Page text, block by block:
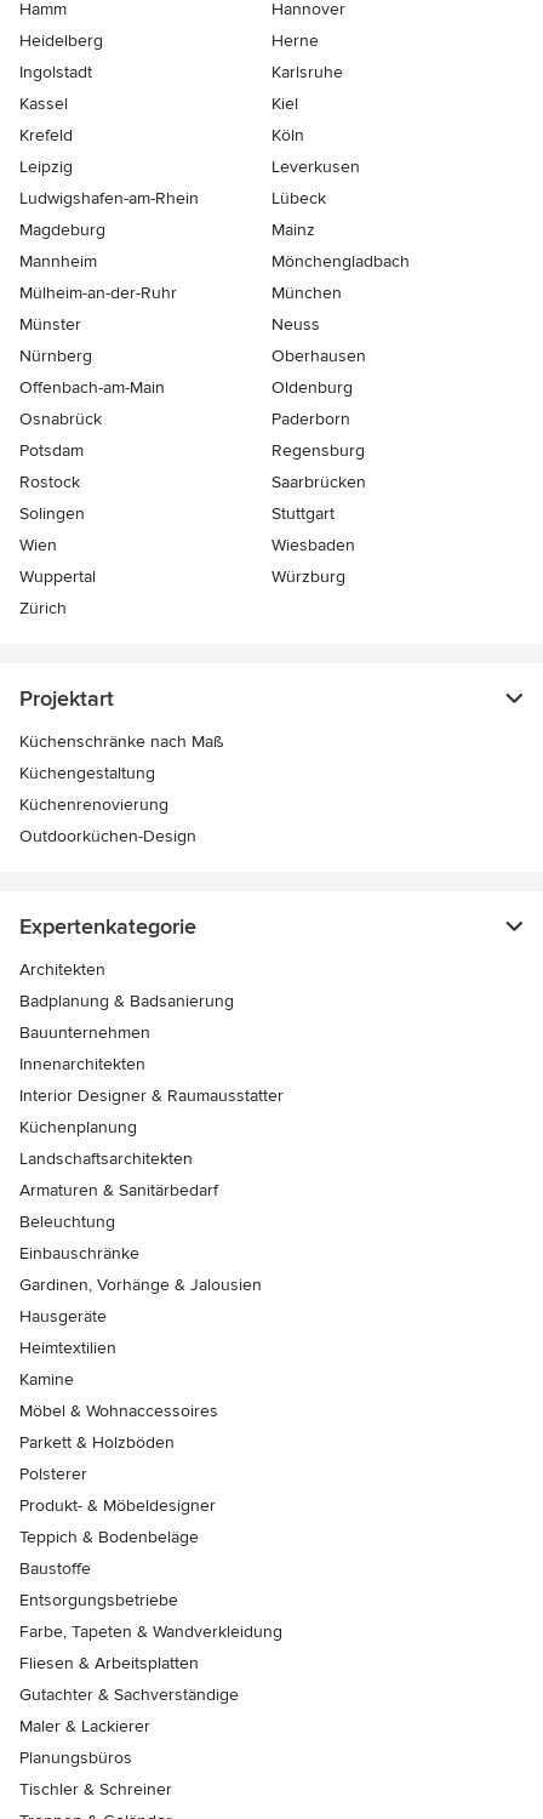
Hamm
Hannover
Heidelberg
Herne
Ingolstadt
Karlsruhe
Kassel
Kiel
Krefeld
Köln
Leipzig
Leverkusen
Ludwigshafen-am-Rhein
Lübeck
Magdeburg
Mainz
Mannheim
Mönchen­gladbach
Mülheim-an-der-Ruhr
München
Münster
Neuss
Nürnberg
Oberhausen
Offenbach-am-Main
Oldenburg
Osnabrück
Paderborn
Potsdam
Regensburg
Rostock
Saarbrücken
Solingen
Stuttgart
Wien
Wiesbaden
Wuppertal
Würzburg
Zürich
Projektart
Küchenschränke nach Maß
Küchengestaltung
Küchenrenovierung
Outdoorküchen-Design
Expertenkategorie
Architekten
Badplanung & Badsanierung
Bauunternehmen
Innenarchitekten
Interior Designer & Raumausstatter
Küchenplanung
Landschaftsarchitekten
Armaturen & Sanitärbedarf
Beleuchtung
Einbauschränke
Gardinen, Vorhänge & Jalousien
Hausgeräte
Heimtextilien
Kamine
Möbel & Wohnaccessoires
Parkett & Holzböden
Polsterer
Produkt- & Möbeldesigner
Teppich & Bodenbeläge
Baustoffe
Entsorgungsbetriebe
Farbe, Tapeten & Wandverkleidung
Fliesen & Arbeitsplatten
Gutachter & Sachverständige
Maler & Lackierer
Planungsbüros
Tischler & Schreiner